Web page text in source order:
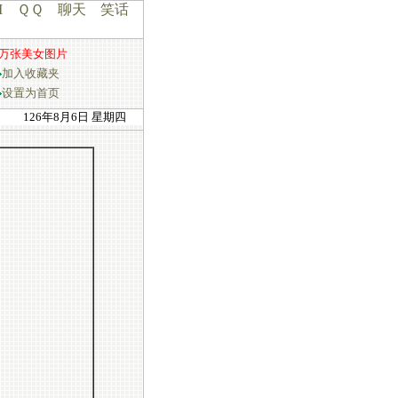
ＱＱ 聊天 笑话
张美女图片
加入收藏夹
设置为首页
126年8月6日 星期四